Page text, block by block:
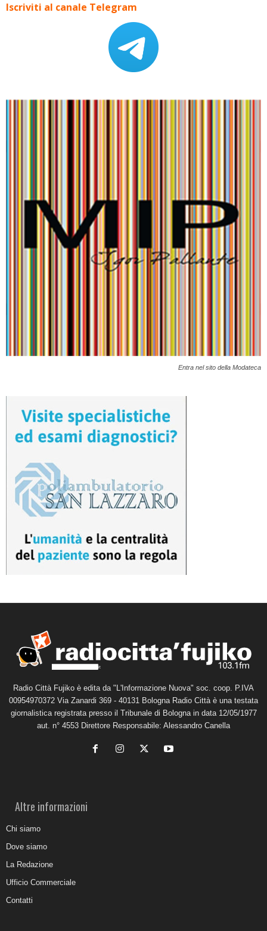
Iscriviti al canale Telegram
Entra nel sito della Modateca
Radio Città Fujiko è edita da "L'Informazione Nuova" soc. coop. P.IVA
00954970372 Via Zanardi 369 - 40131 Bologna Radio Città è una testata
giornalistica registrata presso il Tribunale di Bologna in data 12/05/1977
aut. n° 4553 Direttore Responsabile: Alessandro Canella
Altre informazioni
Chi siamo
Dove siamo
La Redazione
Ufficio Commerciale
Contatti